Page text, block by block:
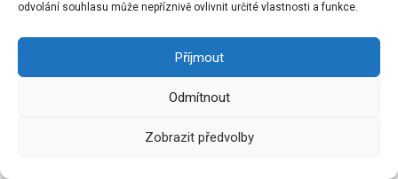
odvolání souhlasu může nepříznivě ovlivnit určité vlastnosti a funkce.
Příjmout
Odmítnout
Zobrazit předvolby